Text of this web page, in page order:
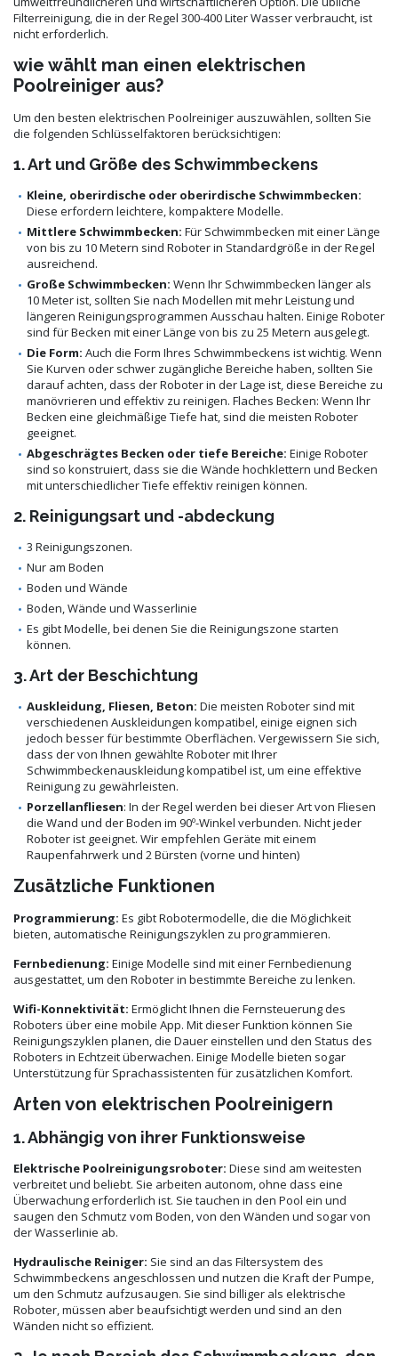
Filterreinigung, die in der Regel 300-400 Liter Wasser verbraucht, ist
nicht erforderlich.
wie wählt man einen elektrischen
Poolreiniger aus?
Um den besten elektrischen Poolreiniger auszuwählen, sollten Sie
die folgenden Schlüsselfaktoren berücksichtigen:
1. Art und Größe des Schwimmbeckens
Kleine, oberirdische oder oberirdische Schwimmbecken:
Diese erfordern leichtere, kompaktere Modelle.
Mittlere Schwimmbecken: Für Schwimmbecken mit einer Länge
von bis zu 10 Metern sind Roboter in Standardgröße in der Regel
ausreichend.
Große Schwimmbecken: Wenn Ihr Schwimmbecken länger als
10 Meter ist, sollten Sie nach Modellen mit mehr Leistung und
längeren Reinigungsprogrammen Ausschau halten. Einige Roboter
sind für Becken mit einer Länge von bis zu 25 Metern ausgelegt.
Die Form: Auch die Form Ihres Schwimmbeckens ist wichtig. Wenn
Sie Kurven oder schwer zugängliche Bereiche haben, sollten Sie
darauf achten, dass der Roboter in der Lage ist, diese Bereiche zu
manövrieren und effektiv zu reinigen. Flaches Becken: Wenn Ihr
Becken eine gleichmäßige Tiefe hat, sind die meisten Roboter
geeignet.
Abgeschrägtes Becken oder tiefe Bereiche: Einige Roboter
sind so konstruiert, dass sie die Wände hochklettern und Becken
mit unterschiedlicher Tiefe effektiv reinigen können.
2. Reinigungsart und -abdeckung
3 Reinigungszonen.
Nur am Boden
Boden und Wände
Boden, Wände und Wasserlinie
Es gibt Modelle, bei denen Sie die Reinigungszone starten
können.
3. Art der Beschichtung
Auskleidung, Fliesen, Beton: Die meisten Roboter sind mit
verschiedenen Auskleidungen kompatibel, einige eignen sich
jedoch besser für bestimmte Oberflächen. Vergewissern Sie sich,
dass der von Ihnen gewählte Roboter mit Ihrer
Schwimmbeckenauskleidung kompatibel ist, um eine effektive
Reinigung zu gewährleisten.
Porzellanfliesen: In der Regel werden bei dieser Art von Fliesen
die Wand und der Boden im 90º-Winkel verbunden. Nicht jeder
Roboter ist geeignet. Wir empfehlen Geräte mit einem
Raupenfahrwerk und 2 Bürsten (vorne und hinten)
Zusätzliche Funktionen
Programmierung: Es gibt Robotermodelle, die die Möglichkeit
bieten, automatische Reinigungszyklen zu programmieren.
Fernbedienung: Einige Modelle sind mit einer Fernbedienung
ausgestattet, um den Roboter in bestimmte Bereiche zu lenken.
Wifi-Konnektivität: Ermöglicht Ihnen die Fernsteuerung des
Roboters über eine mobile App. Mit dieser Funktion können Sie
Reinigungszyklen planen, die Dauer einstellen und den Status des
Roboters in Echtzeit überwachen. Einige Modelle bieten sogar
Unterstützung für Sprachassistenten für zusätzlichen Komfort.
Arten von elektrischen Poolreinigern
1. Abhängig von ihrer Funktionsweise
Elektrische Poolreinigungsroboter: Diese sind am weitesten
verbreitet und beliebt. Sie arbeiten autonom, ohne dass eine
Überwachung erforderlich ist. Sie tauchen in den Pool ein und
saugen den Schmutz vom Boden, von den Wänden und sogar von
der Wasserlinie ab.
Hydraulische Reiniger: Sie sind an das Filtersystem des
Schwimmbeckens angeschlossen und nutzen die Kraft der Pumpe,
um den Schmutz aufzusaugen. Sie sind billiger als elektrische
Roboter, müssen aber beaufsichtigt werden und sind an den
Wänden nicht so effizient.